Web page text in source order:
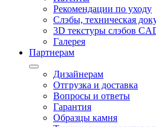
Рекомендации по уходу
Слэбы, техническая
3D текстуры слэбов
Галерея
Партнерам
Дизайнерам
Отгрузка и доставка
Вопросы и ответы
Гарантия
Образцы камня